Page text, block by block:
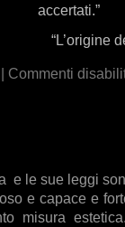
accertati.”
“L’origine
| Commenti
e le sue leggi
e capace e
misura